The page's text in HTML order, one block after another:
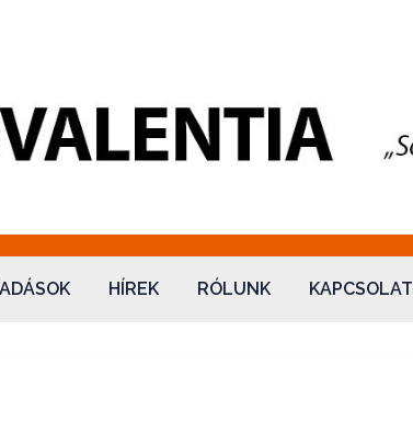
HÍREK RÓLUNK KAPCSOLAT